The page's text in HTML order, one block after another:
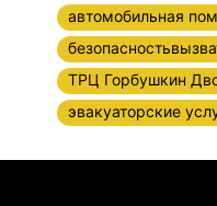
автомобильная
ТРЦ Горбушкин
эвакуаторские